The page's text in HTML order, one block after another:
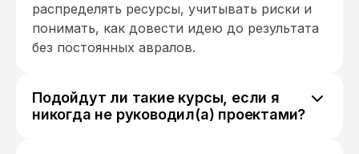
распределять ресурсы, учитывать риски и
понимать, как довести идею до результата
без постоянных авралов.
Подойдут ли такие курсы, если я
никогда не руководил(а) проектами?